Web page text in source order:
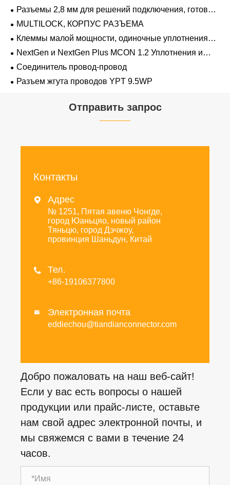
Разъемы 2,8 мм для решений подключения, готовых
к напряжению 48 В
MULTILOCK, КОРПУС РАЗЪЕМА
Клеммы малой мощности, одиночные уплотнения
проводов 1,2 мм-2,8 мм
NextGen и NextGen Plus MCON 1.2 Уплотнения и
заглушки для полостей с одинарной проволокой с
замком-копьем
Соединитель провод-провод
Разъем жгута проводов YPT 9.5WP
Отправить запрос
Контакты
 Адрес
№ 1251, Пятая авеню Чонгде,
город Юаньцяо, новый район
Тяньцю, город Дэчжоу,
провинция Шаньдун, Китай
 Тел.
+86-19106377800
 Электронная почта
eddiechou@tiandianconnector.com
Добро пожаловать на наш веб-сайт!
Если у вас есть вопросы о нашей
продукции или прайс-листе, оставьте
нам свой адрес электронной почты, и
мы свяжемся с вами в течение 24
часов.